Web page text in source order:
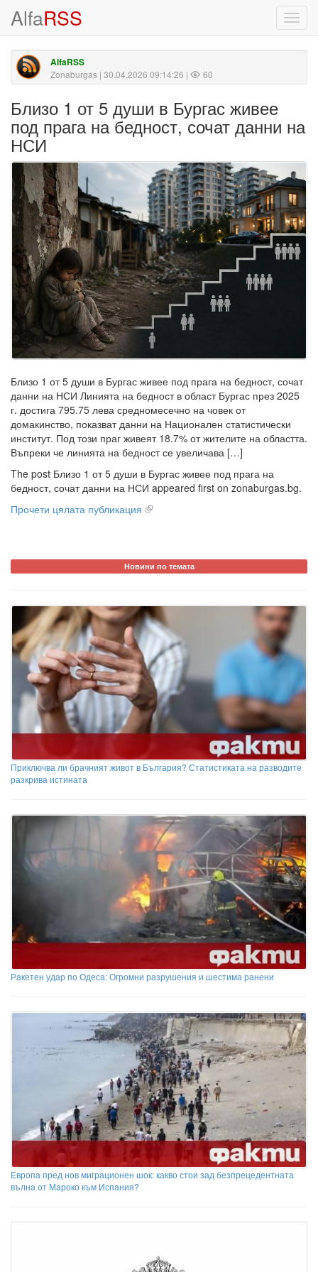
AlfaRSS
AlfaRSS
Zonaburgas | 30.04.2026 09:14:26 | 60
Близо 1 от 5 души в Бургас живее
под прага на бедност, сочат данни на
НСИ
Близо 1 от 5 души в Бургас живее под прага на бедност, сочат
данни на НСИ Линията на бедност в област Бургас през 2025
г. достига 795.75 лева средномесечно на човек от
домакинство, показват данни на Национален статистически
институт. Под този праг живеят 18.7% от жителите на областта.
Въпреки че линията на бедност се увеличава […]
The post Близо 1 от 5 души в Бургас живее под прага на
бедност, сочат данни на НСИ appeared first on zonaburgas.bg.
Прочети цялата публикация
Новини по темата
Приключва ли брачният живот в България? Статистиката на разводите
разкрива истината
Ракетен удар по Одеса: Огромни разрушения и шестима ранени
Европа пред нов миграционен шок: какво стои зад безпрецедентната
вълна от Мароко към Испания?